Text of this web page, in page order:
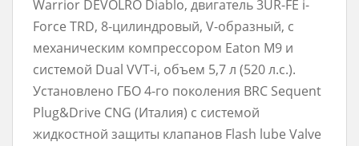
Warrior DEVOLRO Diablo, двигатель 3UR-FE i-
Force TRD, 8-цилиндровый, V-образный, с
механическим компрессором Eaton M9 и
системой Dual VVT-i, объем 5,7 л (520 л.с.).
Установлено ГБО 4-го поколения BRC Sequent
Plug&Drive CNG (Италия) с системой
жидкостной защиты клапанов Flash lube Valve